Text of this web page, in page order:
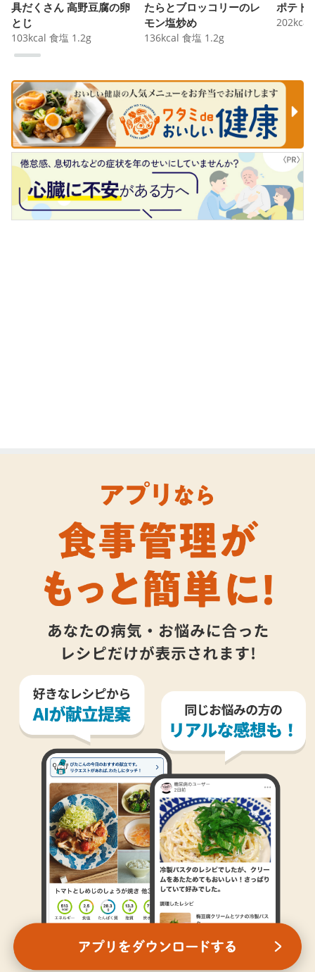
具だくさん 高野豆腐の卵
とじ
103kcal 食塩 1.2g
たらとブロッコリーのレ
モン塩炒め
136kcal 食塩 1.2g
ポテト
202kcal